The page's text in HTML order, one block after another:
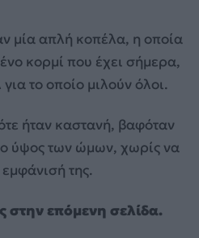
μία απλή κοπέλα, η οποία
κορμί που έχει σήμερα,
το οποίο μιλούν όλοι.
ήταν καστανή, βαφόταν
ύψος των ώμων, χωρίς να
της.
στην επόμενη σελίδα.